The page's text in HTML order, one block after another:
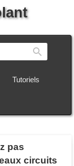
Tutoriels
pas
circuits